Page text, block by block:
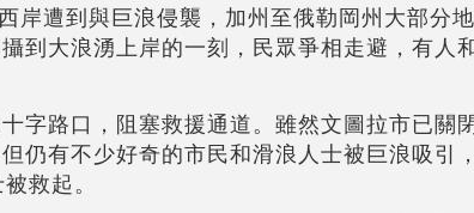
遭到與巨浪侵襲，加州至俄勒岡州大部分地
到大浪湧上岸的一刻，民眾爭相走避，有人
字路口，阻塞救援通道。雖然文圖拉市已關
仍有不少好奇的市民和滑浪人士被巨浪吸引
救起。